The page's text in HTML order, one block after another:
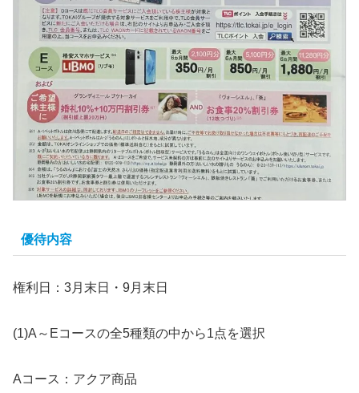
優待内容
権利日：3月末日・9月末日
(1)A～Eコースの全5種類の中から1点を選択
Aコース：アクア商品